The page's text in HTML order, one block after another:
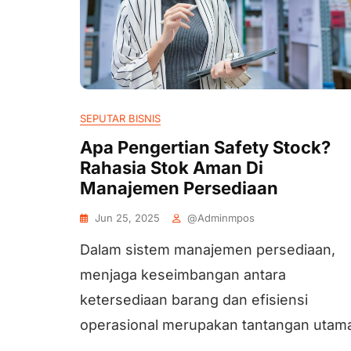
SEPUTAR BISNIS
Apa Pengertian Safety Stock?
Rahasia Stok Aman Di
Manajemen Persediaan
Jun 25, 2025 @adminmpos
Dalam sistem manajemen persediaan,
menjaga keseimbangan antara
ketersediaan barang dan efisiensi
operasional merupakan tantangan